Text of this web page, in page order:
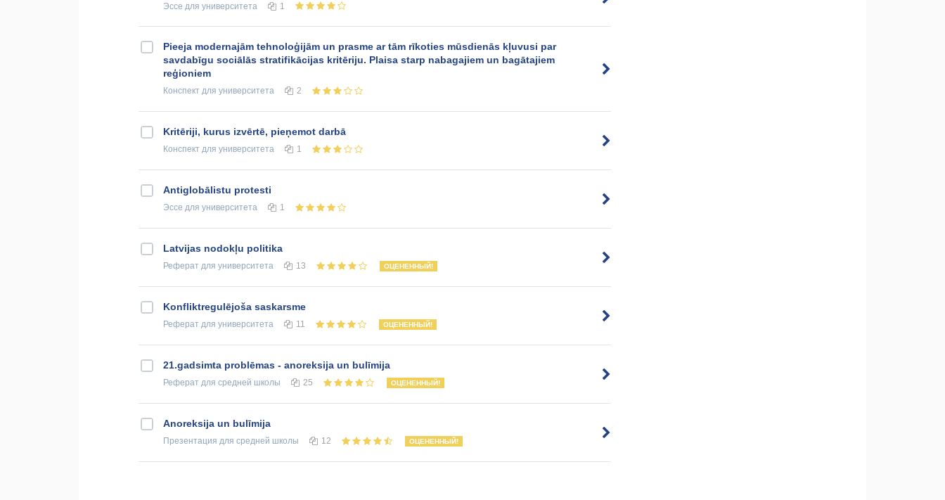
Эссе для университета 1
Pieeja modernajām tehnoloģijām un prasme ar tām rīkoties mūsdienās kļuvusi par
savdabīgu sociālās stratifikācijas kritēriju. Plaisa starp nabagajiem un bagātajiem
reģioniem
Конспект для университета 2
Kritēriji, kurus izvērtē, pieņemot darbā
Конспект для университета 1
Antiglobālistu protesti
Эссе для университета 1
Latvijas nodokļu politika
Реферат для университета 13 ОЦЕНЕННЫЙ!
Konfliktregulējoša saskarsme
Реферат для университета 11 ОЦЕНЕННЫЙ!
21.gadsimta problēmas - anoreksija un bulīmija
Реферат для средней школы 25 ОЦЕНЕННЫЙ!
Anoreksija un bulīmija
Презентация для средней школы 12 ОЦЕНЕННЫЙ!